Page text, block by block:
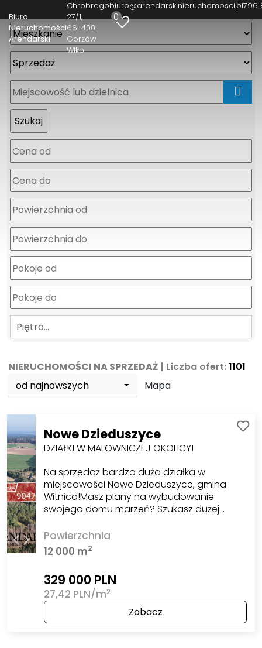
Biuro
Nieruchomości
Arendarski
Chrobrego
27/1
66-400
Gorzów
Wlkp
biuro@arendarskinieruchomosci.pl796
0
Piętro…
NIERUCHOMOŚCI NA SPRZEDAŻ | Liczba ofert:1101
od najnowszych
Mapa
Nowe Dzieduszyce
DZIAŁKI W MALOWNICZEJ OKOLICY!
Na sprzedaż bardzo duża działka w
miejscowości Nowe Dzieduszyce, gmina
Witnica!Masz plany na wybudowanie
swojego domu marzeń? Szukasz dużej…
Powierzchnia
12 000 m2
329 000 PLN
27,42 PLN/m2
Zobacz